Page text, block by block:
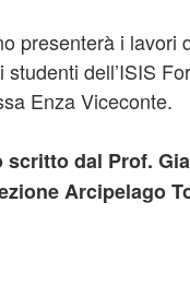
presenterà i lavori
dell’ISIS
Enza Viceconte.
scritto dal Prof.
Arcipelago